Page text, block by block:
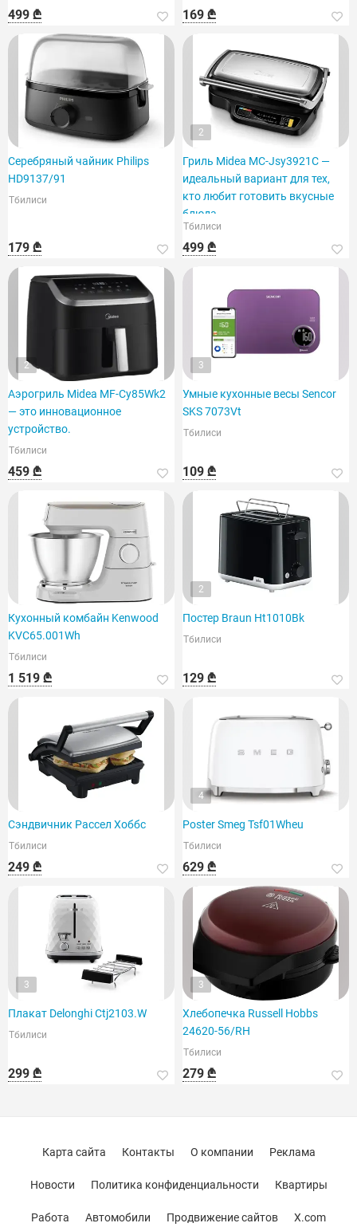
499 ₾ 169 ₾
Серебряный чайник Philips
HD9137/91
Тбилиси
179 ₾
2
Гриль Midea MC-Jsy3921C —
идеальный вариант для тех,
кто любит готовить вкусные
блюда.
Тбилиси
499 ₾
2
Аэрогриль Midea MF-Cy85Wk2
— это инновационное
устройство.
Тбилиси
459 ₾
3
Умные кухонные весы Sencor
SKS 7073Vt
Тбилиси
109 ₾
Кухонный комбайн Kenwood
KVC65.001Wh
Тбилиси
1 519 ₾
2
Постер Braun Ht1010Bk
Тбилиси
129 ₾
Сэндвичник Рассел Хоббс
Тбилиси
249 ₾
4
Poster Smeg Tsf01Wheu
Тбилиси
629 ₾
3
Плакат Delonghi Ctj2103.W
Тбилиси
299 ₾
3
Хлебопечка Russell Hobbs
24620-56/RH
Тбилиси
279 ₾
Карта сайта Контакты О компании Реклама
Новости Политика конфиденциальности Квартиры
Работа Автомобили Продвижение сайтов X.com